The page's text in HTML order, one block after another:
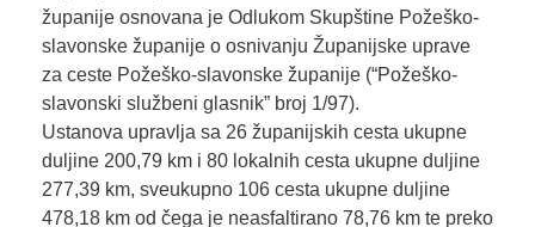
županije osnovana je Odlukom Skupštine Požeško-
slavonske županije o osnivanju Županijske uprave
za ceste Požeško-slavonske županije (“Požeško-
slavonski službeni glasnik” broj 1/97).
Ustanova upravlja sa 26 županijskih cesta ukupne
duljine 200,79 km i 80 lokalnih cesta ukupne duljine
277,39 km, sveukupno 106 cesta ukupne duljine
478,18 km od čega je neasfaltirano 78,76 km te preko